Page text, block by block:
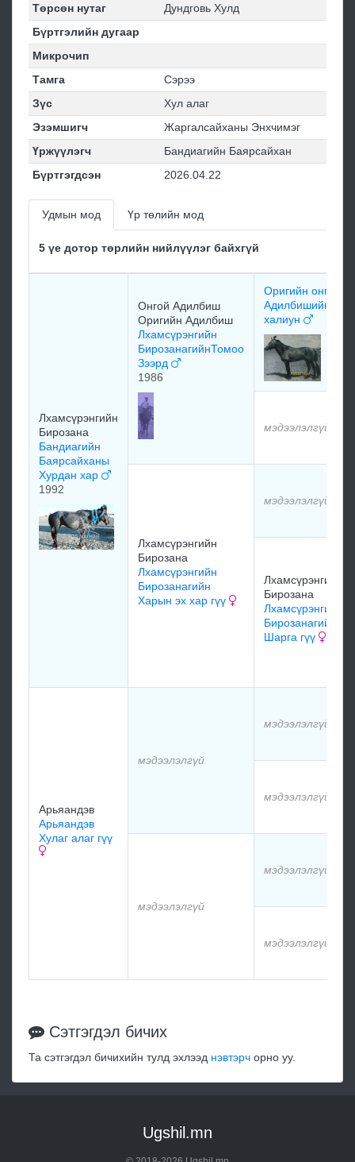
Төрсөн нутаг
Дундговь Хулд
Бүртгэлийн дугаар
Микрочип
Тамга
Сэрээ
Зүс
Хул алаг
Эзэмшигч
Жаргалсайханы Энхчимэг
Үржүүлэгч
Бандиагийн Баярсайхан
Бүртгэгдсэн
2026.04.22
Удмын мод Үр төлийн мод
5 үе дотор төрлийн нийлүүлэг байхгүй
Лхамсүрэнгийн
Бирозана
Бандиагийн
Баярсайханы
Хурдан хар
1992
Онгой Адилбиш
Оригийн Адилбиш
Лхамсүрэнгийн
БирозанагийнТомоо
Зээрд
1986
Оригийн онгой
Адилбишийн
халиун
мэдээлэлгүй
Лхамсүрэнгийн
Бирозана
Лхамсүрэнгийн
Бирозанагийн
Харын эх хар гүү
мэдээлэлгүй
Лхамсүрэнгийн
Бирозана
Лхамсүрэнгийн
Бирозанагийн
Шарга гүү
Арьяандэв
Арьяандэв
Хулаг алаг гүү
мэдээлэлгүй
мэдээлэлгүй
мэдээлэлгүй
мэдээлэлгүй
мэдээлэлгүй
мэдээлэлгүй
Сэтгэгдэл бичих
Та сэтгэгдэл бичихийн тулд эхлээд нэвтэрч орно уу.
Ugshil.mn